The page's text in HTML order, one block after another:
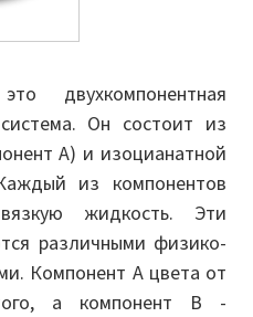
двухкомпонентная
Он состоит из
A) и изоцианатной
из компонентов
жидкость. Эти
различными физико-
Компонент A цвета от
а компонент B -